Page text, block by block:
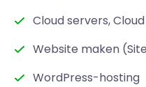
Cloud servers,
Website maken
WordPress-hosting